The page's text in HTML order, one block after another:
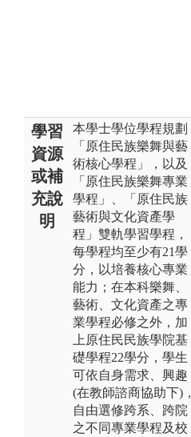
學習
資源
或補
充說
明
本學士學位學程規劃
「原住民族樂舞與藝
術核心學程」，以及
「原住民族樂舞專業
學程」、「原住民族
藝術與文化資產學
程」雙軌學習學程，
每學程均至少有21學
分，以培養核心專業
能力；在本科樂舞、
藝術、文化資產之專
業學程必修之外，加
上原住民民族學院基
礎學程22學分，學生
可依自身需求、興趣
(在教師諮商協助下)，
自由選修跨系、跨院
之不同專業學程及校